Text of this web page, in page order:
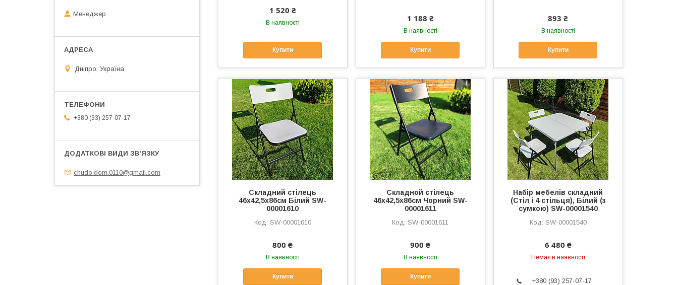
1 520 ₴
В наявності
Купити
1 188 ₴
В наявності
Купити
893 ₴
В наявності
Купити
Складний стілець
46х42,5х86см Білий SW-
00001610
SW-00001610
800 ₴
В наявності
Купити
Складной стілець
46х42,5х86см Чорний SW-
00001611
SW-00001611
900 ₴
В наявності
Купити
Набір мебелів складний
(Стіл і 4 стільця), Білий (з
сумкою) SW-00001540
SW-00001540
6 480 ₴
Немає в наявності
+380 (93) 257-07-17
Менеджер
Дніпро, Україна
+380 (93) 257-07-17
chudo.dom.0110@gmail.com